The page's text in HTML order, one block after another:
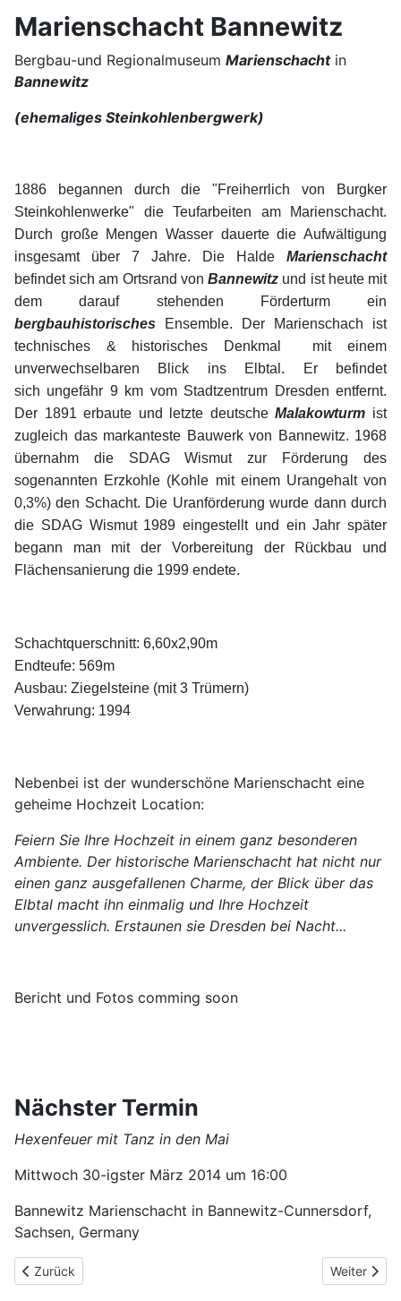
Marienschacht Bannewitz
Bergbau-und Regionalmuseum Marienschachtin
Bannewitz
(ehemaliges Steinkohlenbergwerk)
1886 begannen durch die "Freiherrlich von Burgker
Steinkohlenwerke" die Teufarbeiten am Marienschacht.
Durch große Mengen Wasser dauerte die Aufwältigung
insgesamt über 7 Jahre.
Die Halde Marienschacht
befindet sich am Ortsrand vonBannewitz und ist heute mit
dem darauf stehenden Förderturm ein
bergbauhistorisches Ensemble. Der Marienschach ist
technisches & historisches Denkmal mit einem
unverwechselbaren Blick ins Elbtal. Er befindet
sich ungefähr 9 km vom Stadtzentrum Dresden entfernt.
Der 1891 erbaute und letzte deutscheMalakowturm ist
zugleich das markanteste Bauwerk von Bannewitz. 1968
übernahm die SDAG Wismut zur Förderung des
sogenannten Erzkohle (Kohle mit einem Urangehalt von
0,3%) den Schacht. Die Uranförderung wurde dann durch
die SDAG Wismut 1989 eingestellt und ein Jahr später
begann man mit der Vorbereitung der Rückbau und
Flächensanierung die 1999 endete.
Schachtquerschnitt: 6,60x2,90m
Endteufe: 569m
Ausbau: Ziegelsteine (mit 3 Trümern)
Verwahrung: 1994
Nebenbei ist der wunderschöne Marienschacht eine
geheime Hochzeit Location:
Feiern Sie Ihre Hochzeit in einem ganz besonderen
Ambiente. Der historische Marienschacht hat nicht nur
einen ganz ausgefallenen Charme, der Blick über das
Elbtal macht ihn einmalig und Ihre Hochzeit
unvergesslich. Erstaunen sie Dresden bei Nacht...
Bericht und Fotos comming soon
Nächster Termin
Hexenfeuer mit Tanz in den Mai
Mittwoch 30-igster März 2014 um 16:00
Bannewitz Marienschacht in Bannewitz-Cunnersdorf,
Sachsen, Germany
Vorheriger Beitrag: Doppelschachtanlage Schacht 390 /388 der
Zurück Nächster
Weiter